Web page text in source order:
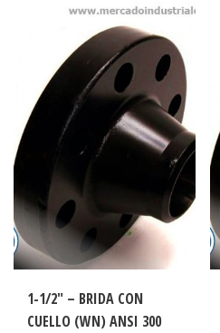
a
alto
1-1/2″ – BRIDA CON
CUELLO (WN) ANSI 300